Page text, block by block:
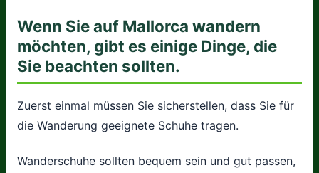
Wenn Sie auf Mallorca wandern
möchten, gibt es einige Dinge, die
Sie beachten sollten.
Zuerst einmal müssen Sie sicherstellen, dass Sie für
die Wanderung geeignete Schuhe tragen.
Wanderschuhe sollten bequem sein und gut passen,